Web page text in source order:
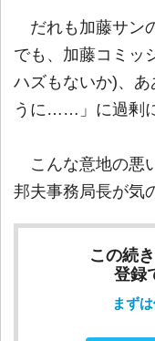
だれも加藤サン
でも、加藤コミッ
ハズもないか)、
うに……」に過剰
こんな意地の悪
邦夫事務局長が気
この続
登録
まず